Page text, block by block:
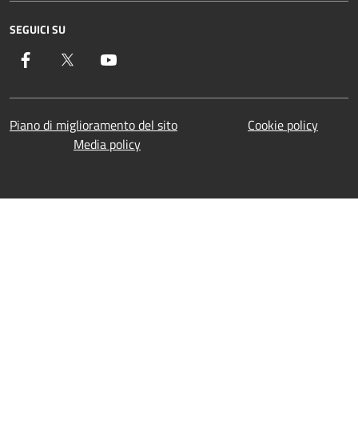
SEGUICI SU
Facebook Twitter
Piano di miglioramento del sito
Cookie policy
Media policy